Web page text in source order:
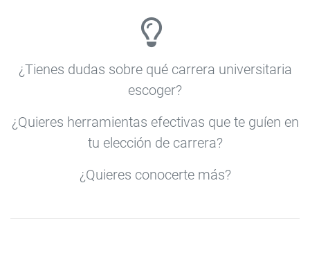
¿Tienes dudas sobre qué carrera universitaria
escoger?
¿Quieres herramientas efectivas que te guíen en
tu elección de carrera?
¿Quieres conocerte más?